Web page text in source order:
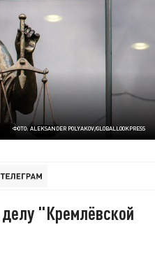
ФОТО: ALEKSANDER POLYAKOV/GLOBALLOOKPRESS
"Кремлёвской